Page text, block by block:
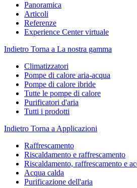
Panoramica
Articoli
Referenze
Experience Center virtuale
Indietro Torna a La nostra gamma
Climatizzatori
Pompe di calore aria-acqua
Pompe di calore ibride
Tutte le pompe di calore
Purificatori d'aria
Tutti i prodotti
Indietro Torna a Applicazioni
Raffrescamento
Riscaldamento e raffrescamento
Riscaldamento, raffrescamento e
Acqua calda
Purificazione dell'aria